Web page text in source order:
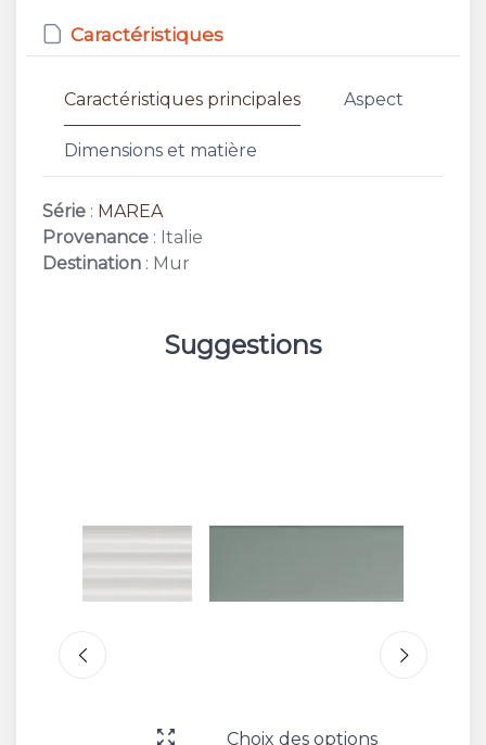
Caractéristiques
Caractéristiques principales Aspect
Dimensions et matière
Série : MAREA
Provenance : Italie
Destination : Mur
Suggestions
Choix des options